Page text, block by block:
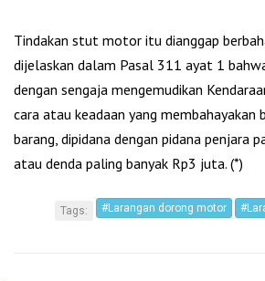
Tindakan stut motor itu dianggap
dijelaskan dalam Pasal 311 ayat 1
dengan sengaja mengemudikan
cara atau keadaan yang membahayakan
barang, dipidana dengan pidana penjara
atau denda paling banyak Rp3 juta. (*)
Tags: #Larangan dorong motor